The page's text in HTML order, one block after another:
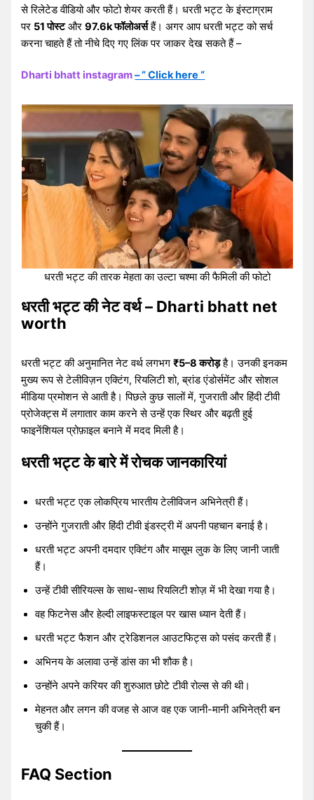
से रिलेटेड वीडियो और फोटो शेयर करती हैं। धरती भट्ट के इंस्टाग्राम
पर 51 पोस्टऔर97.6k फॉलोअर्सहैं। अगर आप धरती भट्ट को सर्च
करना चाहते हैं तो नीचे दिए गए लिंक पर जाकर देख सकते हैं –
Dharti bhatt instagram– ” Click here “
धरती भट्ट की तारक मेहता का उल्टा चश्मा की फैमिली की फोटो
धरती भट्ट की नेट वर्थ – Dharti bhatt net
worth
धरती भट्ट की अनुमानित नेट वर्थ लगभग₹5–8 करोड़है। उनकी इनकम
मुख्य रूप से टेलीविज़न एक्टिंग, रियलिटी शो, ब्रांड एंडोर्समेंट और सोशल
मीडिया प्रमोशन से आती है। पिछले कुछ सालों में, गुजराती और हिंदी टीवी
प्रोजेक्ट्स में लगातार काम करने से उन्हें एक स्थिर और बढ़ती हुई
फाइनेंशियल प्रोफ़ाइल बनाने में मदद मिली है।
धरती भट्ट के बारे में रोचक जानकारियां
धरती भट्ट एक लोकप्रिय भारतीय टेलीविजन अभिनेत्री हैं।
उन्होंने गुजराती और हिंदी टीवी इंडस्ट्री में अपनी पहचान बनाई है।
धरती भट्ट अपनी दमदार एक्टिंग और मासूम लुक के लिए जानी जाती
हैं।
उन्हें टीवी सीरियल्स के साथ-साथ रियलिटी शोज़ में भी देखा गया है।
वह फिटनेस और हेल्दी लाइफस्टाइल पर खास ध्यान देती हैं।
धरती भट्ट फैशन और ट्रेडिशनल आउटफिट्स को पसंद करती हैं।
अभिनय के अलावा उन्हें डांस का भी शौक है।
उन्होंने अपने करियर की शुरुआत छोटे टीवी रोल्स से की थी।
मेहनत और लगन की वजह से आज वह एक जानी-मानी अभिनेत्री बन
चुकी हैं।
FAQ Section